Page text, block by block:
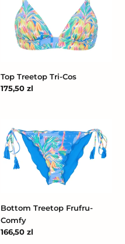
Top Treetop Tri-Cos
Cena
175,50 zl
Treetop
Frufru-
Comfy
Bottom Treetop Frufru-
Comfy
Cena
166,50 zl